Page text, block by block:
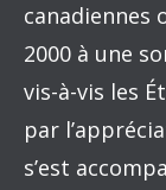
canadiennes
2000 à une
vis-à-vis les
par
s’est